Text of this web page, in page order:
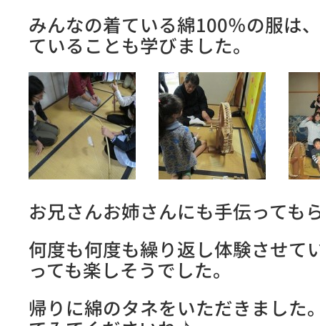
みんなの着ている綿100％の服は
ていることも学びました。
お兄さんお姉さんにも手伝っても
何度も何度も繰り返し体験させ
っても楽しそうでした。
帰りに綿のタネをいただきました